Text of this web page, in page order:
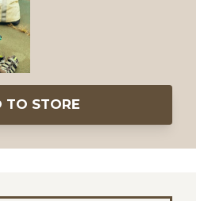
TO STORE